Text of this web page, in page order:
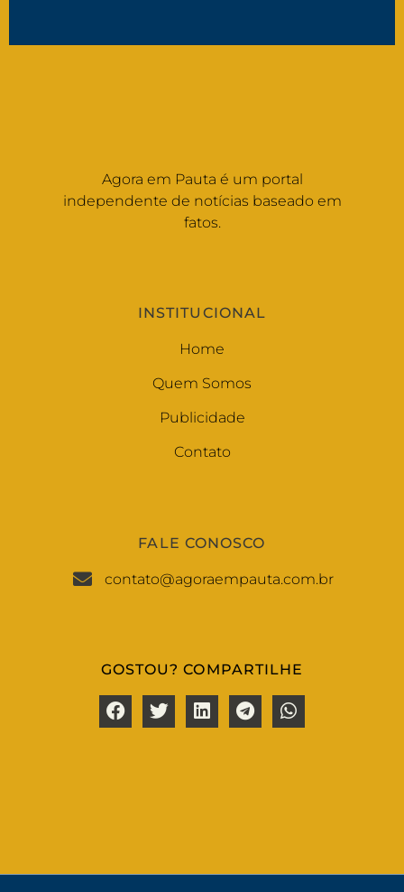
Agora em Pauta é um portal
independente de notícias baseado em
fatos.
INSTITUCIONAL
Home
Quem Somos
Publicidade
Contato
FALE CONOSCO
contato@agoraempauta.com.br
GOSTOU? COMPARTILHE